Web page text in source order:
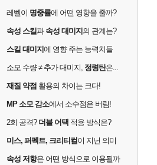
레벨이 명중률에 어떤 영향을 줄까?
속성 스킬과 속성 대미지 의 관계는?
스킬 대미지 에 영향 주는 능력치들
소모 수량 ≠ 추가 대미지, 정령탄은...
재질 약점 활용의 차이는 크다!
MP 소모 감소에서 소수점은 버림!
2회 공격? 더블 어택 적용 방식은?
미스, 퍼펙트, 크리티컬이 지닌 의미
속성 저항은 어떤 방식으로 이용될까